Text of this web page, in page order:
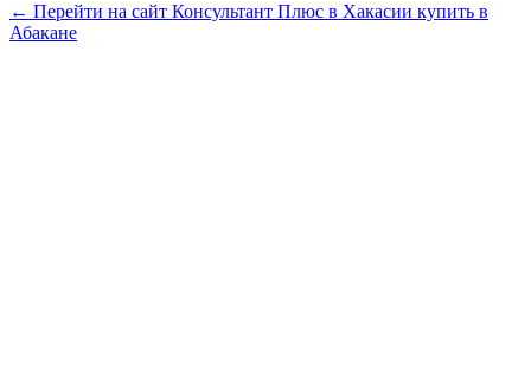
← Перейти на сайт Консультант Плюс в Хакасии купить в
Абакане